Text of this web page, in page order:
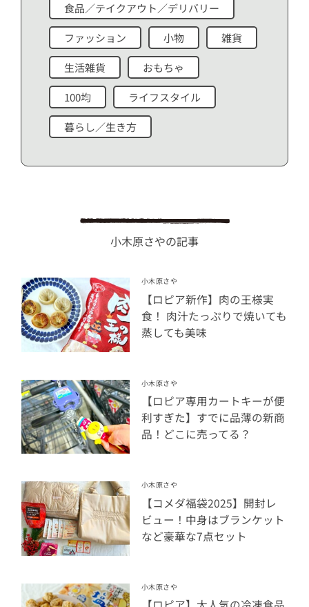
食品／テイクアウト／デリバリー
ファッション 小物 雑貨
生活雑貨 おもちゃ
100均 ライフスタイル
暮らし／生き方
小木原さやの記事
小木原さや
【ロピア新作】肉の王様実
食！ 肉汁たっぷりで焼いても
蒸しても美味
小木原さや
【ロピア専用カートキーが便
利すぎた】すでに品薄の新商
品！どこに売ってる？
小木原さや
【コメダ福袋2025】開封レ
ビュー！中身はブランケット
など豪華な7点セット
小木原さや